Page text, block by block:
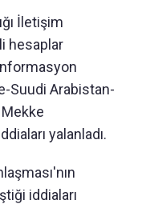
İletişim
hesaplar
Suudi Arabistan-
yalanladı.
iddiaları